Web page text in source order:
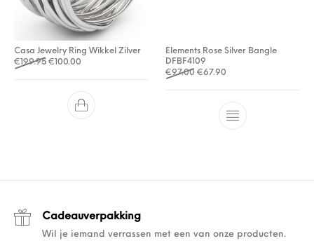
Casa Jewelry Ring Wikkel Zilver
€199.95 Oorspronkelijke prijs was: €199.95.
€100.00 Huidige prijs is: €100.00.
Elements Rose Silver Bangle
DFBF4109
€97.00 Oorspronkelijke prijs was:
€67.90
Cadeauverpakking
Wil je iemand verrassen met een van onze producten.